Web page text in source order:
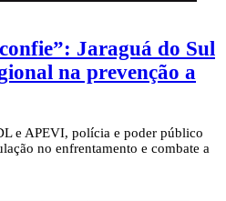
Jaraguá do Sul
na prevenção a
e APEVI, polícia e poder público
no enfrentamento e combate a